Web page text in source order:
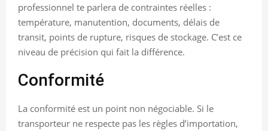
professionnel te parlera de contraintes réelles :
température, manutention, documents, délais de
transit, points de rupture, risques de stockage. C’est ce
niveau de précision qui fait la différence.
Conformité
La conformité est un point non négociable. Si le
transporteur ne respecte pas les règles d’importation,